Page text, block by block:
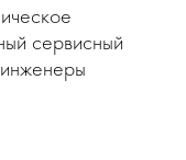
сервисный